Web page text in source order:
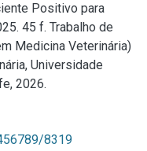
Positivo para
45 f. Trabalho de
Medicina Veterinária)
Universidade
2026.
8319